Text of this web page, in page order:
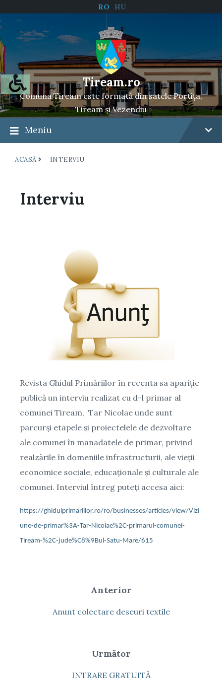
RO HU
Tiream.ro
Comuna Tiream este formată din satele Portița,
Tiream și Vezendiu
Meniu
ACASĂ INTERVIU
Interviu
Revista Ghidul Primăriilor în recenta sa apariție
publică un interviu realizat cu d-l primar al
comunei Tiream, Tar Nicolae unde sunt
parcurși etapele și proiectelele de dezvoltare
ale comunei în manadatele de primar, privind
realzările în domeniile infrastructurii, ale vieții
economice sociale, educaționale și culturale ale
comunei. Interviul întreg puteți accesa aici:
https://ghidulprimariilor.ro/ro/businesses/articles/view/Vizi
une-de-primar%3A-Tar-Nicolae%2C-primarul-comunei-
Tiream-%2C-jude%C8%9Bul-Satu-Mare/615
Anterior
Anunt colectare deseuri textile
Următor
INTRARE GRATUITĂ